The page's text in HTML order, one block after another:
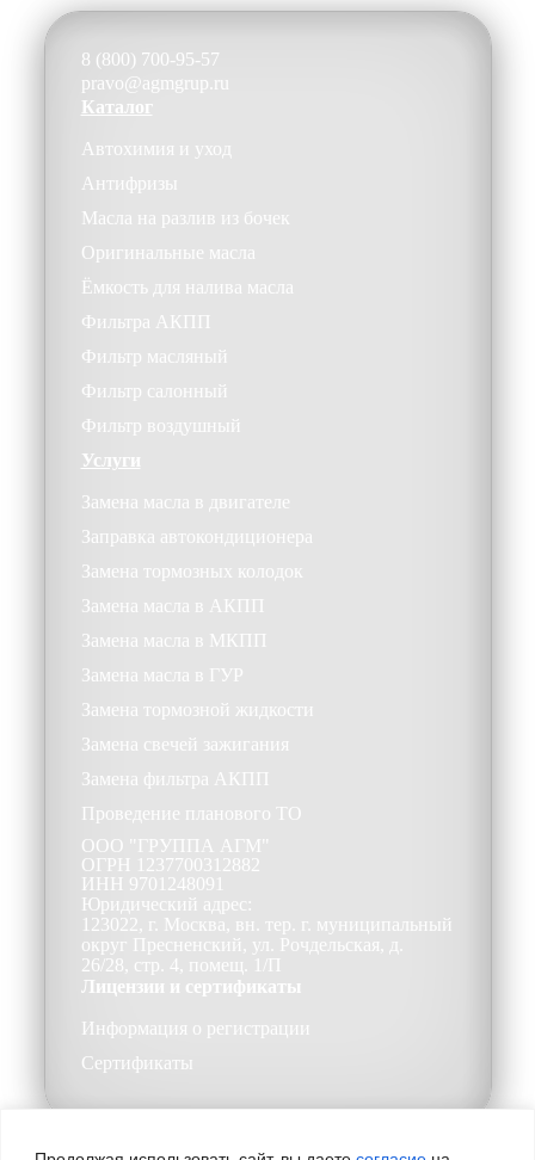
8 (800) 700-95-57
pravo@agmgrup.ru
Каталог
Автохимия и уход
Антифризы
Масла на разлив из бочек
Оригинальные масла
Ёмкость для налива масла
Фильтра АКПП
Фильтр масляный
Фильтр салонный
Фильтр воздушный
Услуги
Замена масла в двигателе
Заправка автокондиционера
Замена тормозных колодок
Замена масла в АКПП
Замена масла в МКПП
Замена масла в ГУР
Замена тормозной жидкости
Замена свечей зажигания
Замена фильтра АКПП
Проведение планового ТО
ООО "ГРУППА АГМ"
ОГРН 1237700312882
ИНН 9701248091
Юридический адрес:
123022, г. Москва, вн. тер. г. муниципальный
округ Пресненский, ул. Рочдельская, д.
26/28, стр. 4, помещ. 1/П
Лицензии и сертификаты
Информация о регистрации
Сертификаты